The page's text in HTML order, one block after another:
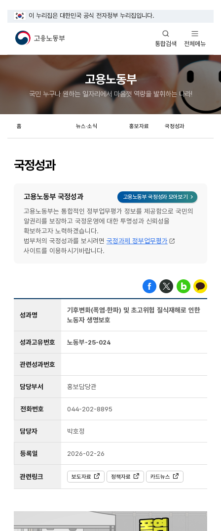
이 누리집은 대한민국 공식 전자정부 누리집입니다.
통합검색
열기
전체메뉴
열기
고용노동부
국민 누구나 원하는 일자리에서 마음껏 역량을 발휘하는 나라!
국정성과
홈 뉴스·소식 홍보자료 국정성과
고용노동부 국정성과
고용노동부는 통합적인 정부업무평가 정보를 제공함으로 국민의
알권리를 보장하고 국정운영에 대한 투명성과 신뢰성을
확보하고자 노력하겠습니다.
범부처의 국정성과를 보시려면 국정과제 정부업무평가
사이트를 이용하시기바랍니다.
레이어 화면
고용노동부 국정성과 모아보기
성과명
기후변화(폭염·한파) 및 초고위험 질식재해로 인한
노동자 생명보호
성과고유번호 노동부-25-024
관련성과번호
담당부서 홍보담당관
전화번호 044-202-8895
담당자 박호정
등록일 2026-02-26
관련링크 보도자료 정책자료 카드뉴스